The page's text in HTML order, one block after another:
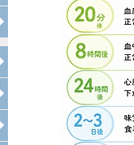
入職時健診の注意点
管理栄養士による料理教室
院内講演会・糖尿病の寺子屋
理学療法士による
心臓リハビリテーション
理学療法士による
運動器リハビリテーション
糖尿病の合併症
メタボリック症候群
糖尿病の早期発見
糖尿病とは、糖尿病原因・糖
当院での取り組み